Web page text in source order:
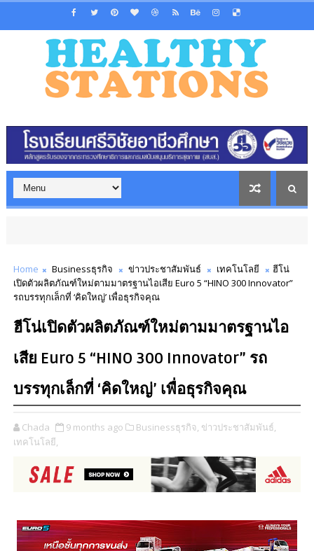
Home Businessธุรกิจ ข่าวประชาสัมพันธ์ เทคโนโลยี
ฮีโน่
เปิดตัวผลิตภัณฑ์ใหม่ตามมาตรฐานไอเสีย Euro 5 “HINO 300 Innovator”
รถบรรทุกเล็กที่ ‘คิดใหญ่’ เพื่อธุรกิจคุณ
ฮีโน่เปิดตัวผลิตภัณฑ์ใหม่ตามมาตรฐานไอ
เสีย Euro 5 “HINO 300 Innovator” รถ
บรรทุกเล็กที่ ‘คิดใหญ่’ เพื่อธุรกิจคุณ
Chada 9 months ago Businessธุรกิจ, ข่าวประชาสัมพันธ์,
เทคโนโลยี,